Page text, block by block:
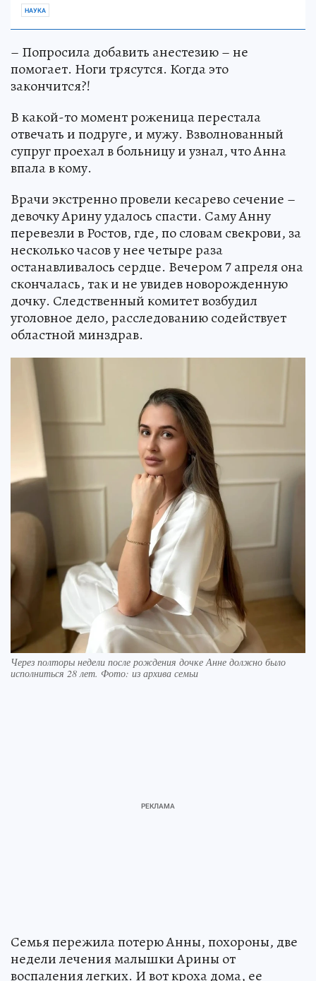
НАУКА
– Попросила добавить анестезию – не
помогает. Ноги трясутся. Когда это
закончится?!
В какой-то момент роженица перестала
отвечать и подруге, и мужу. Взволнованный
супруг проехал в больницу и узнал, что Анна
впала в кому.
Врачи экстренно провели кесарево сечение –
девочку Арину удалось спасти. Саму Анну
перевезли в Ростов, где, по словам свекрови, за
несколько часов у нее четыре раза
останавливалось сердце. Вечером 7 апреля она
скончалась, так и не увидев новорожденную
дочку. Следственный комитет возбудил
уголовное дело, расследованию содействует
областной минздрав.
Через полторы недели после рождения дочке Анне должно было
исполниться 28 лет. Фото: из архива семьи
Семья пережила потерю Анны, похороны, две
недели лечения малышки Арины от
воспаления легких. И вот кроха дома, ее